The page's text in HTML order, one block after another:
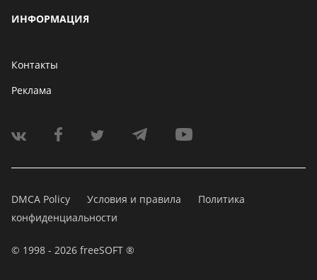
ИНФОРМАЦИЯ
Контакты
Реклама
DMCA Policy Условия и правила
Политика
конфиденциальности
© 1998 - 2026 freeSOFT ®